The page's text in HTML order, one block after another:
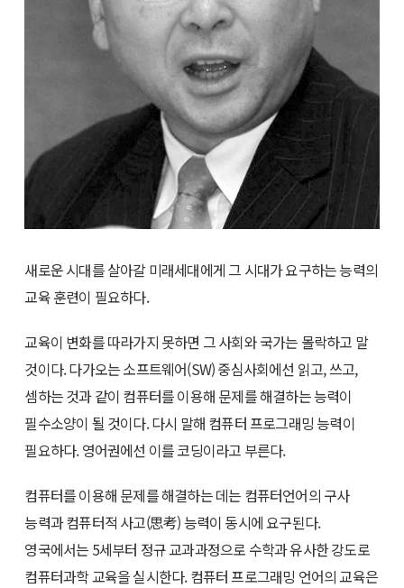
새로운 시대를 살아갈 미래세대에게 그 시대가 요구하는 능력의
교육 훈련이 필요하다.
교육이 변화를 따라가지 못하면 그 사회와 국가는 몰락하고 말
것이다. 다가오는 소프트웨어(SW) 중심사회에선 읽고, 쓰고,
셈하는 것과 같이 컴퓨터를 이용해 문제를 해결하는 능력이
필수소양이 될 것이다. 다시 말해 컴퓨터 프로그래밍 능력이
필요하다. 영어권에선 이를 코딩이라고 부른다.
컴퓨터를 이용해 문제를 해결하는 데는 컴퓨터언어의 구사
능력과 컴퓨터적 사고(思考) 능력이 동시에 요구된다.
영국에서는 5세부터 정규 교과과정으로 수학과 유사한 강도로
컴퓨터과학 교육을 실시한다. 컴퓨터 프로그래밍 언어의 교육은